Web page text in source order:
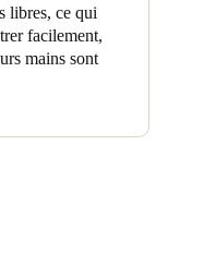
libres, ce qui
facilement,
mains sont